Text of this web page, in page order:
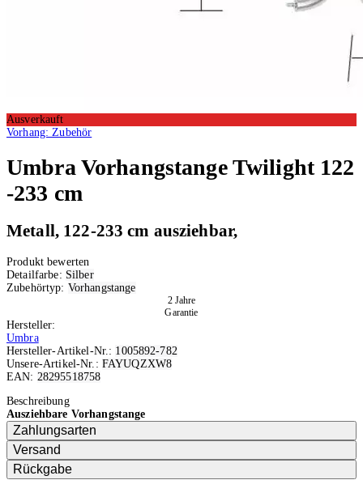
Ausverkauft
Vorhang: Zubehör
Umbra Vorhangstange Twilight 122
-233 cm
Metall, 122-233 cm ausziehbar,
Produkt bewerten
Detailfarbe: Silber
Zubehörtyp: Vorhangstange
2 Jahre
Garantie
Hersteller:
Umbra
Hersteller-Artikel-Nr.: 1005892-782
Unsere-Artikel-Nr.: FAYUQZXW8
EAN: 28295518758
Beschreibung
Ausziehbare Vorhangstange
Zahlungsarten
Versand
Rückgabe